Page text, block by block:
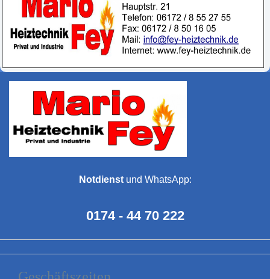
Notdienst und WhatsApp:
0174 - 44 70 222